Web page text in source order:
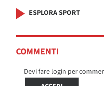
ESPLORA SPORT
COMMENTI
Devi fare login per